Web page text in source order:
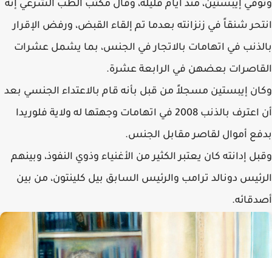
وتوفي إيبستين، منذ أيام قليلة، وقال مكتب الطب الشرعي إنه
انتحر شنقاً في زنزانته بعدما تم إلقاء القبض، ورفض الإقرار
بالذنب في اتهامات بالاتجار في الجنس، بما يشمل عشرات
القاصرات بعضهن في الرابعة عشرة.
وكان إيبستين مسجلاً من قبل بأنه قام بالاعتداء الجنسي بعد
أن اعترف بالذنب 2008 في اتهامات وجهتها له ولاية فلوريدا
بدفع أموال لقاصر مقابل الجنس.
وقبل إدانته كان يعتبر الكثير من الأغنياء وذوي النفوذ، وبينهم
الرئيس دونالد ترامب والرئيس السابق بيل كلينتون، من بين
أصدقائه.